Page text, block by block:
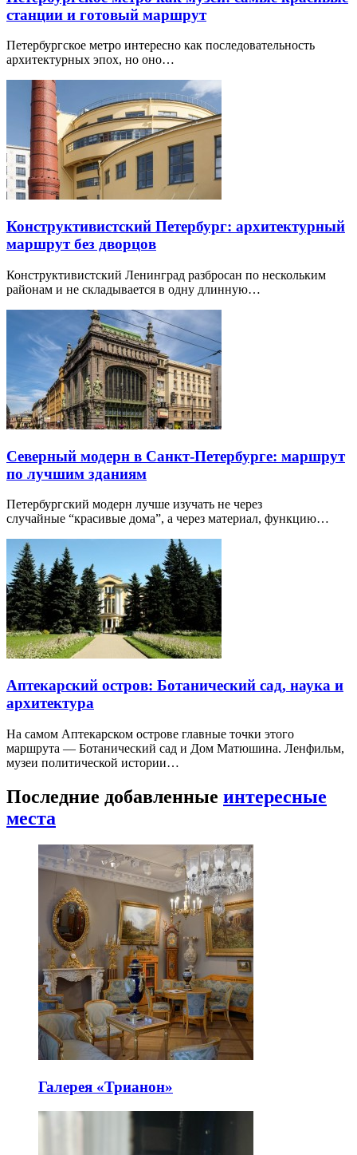
станции и готовый маршрут
Петербургское метро интересно как последовательность
архитектурных эпох, но оно…
Конструктивистский Петербург: архитектурный
маршрут без дворцов
Конструктивистский Ленинград разбросан по нескольким
районам и не складывается в одну длинную…
Северный модерн в Санкт-Петербурге: маршрут
по лучшим зданиям
Петербургский модерн лучше изучать не через
случайные “красивые дома”, а через материал, функцию…
Аптекарский остров: Ботанический сад, наука и
архитектура
На самом Аптекарском острове главные точки этого
маршрута — Ботанический сад и Дом Матюшина. Ленфильм,
музеи политической истории…
Последние добавленные интересные
места
Галерея «Трианон»